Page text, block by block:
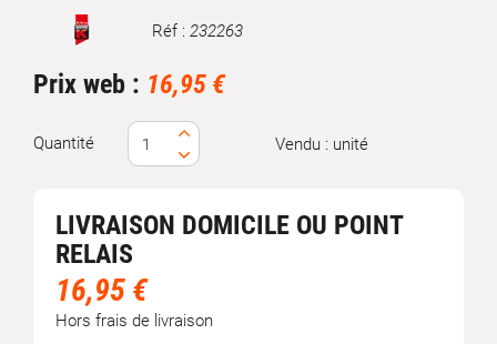
Marque Réf : 232263
Prix web : 16,95 €
Quantité Vendu : unité
LIVRAISON DOMICILE OU POINT
RELAIS
16,95 €
Hors frais de livraison